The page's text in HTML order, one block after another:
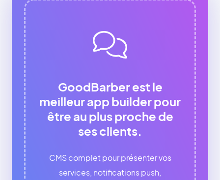
GoodBarber est le
meilleur app builder pour
être au plus proche de
ses clients.
CMS complet pour présenter vos
services, notifications push,